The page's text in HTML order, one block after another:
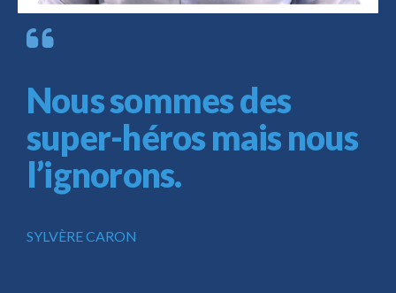
Nous sommes des
super-héros mais nous
l’ignorons.
SYLVÈRE CARON